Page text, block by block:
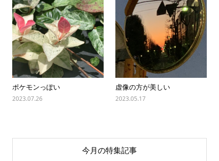
ポケモンっぽい
2023.07.26
虚像の方が美しい
2023.05.17
今月の特集記事